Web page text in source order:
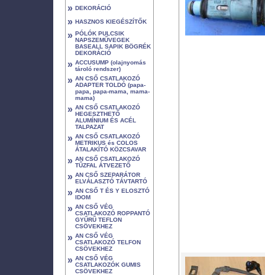
» DEKORÁCIÓ
» HASZNOS KIEGÉSZÍTŐK
» PÓLÓK PULCSIK
NAPSZEMŰVEGEK
BASEALL SAPIK BÖGRÉK
DEKORÁCIÓ
» ACCUSUMP (olajnyomás
tároló rendszer)
» AN CSŐ CSATLAKOZÓ
ADAPTER TOLDÓ (papa-
papa, papa-mama, mama-
mama)
» AN CSŐ CSATLAKOZÓ
HEGESZTHETŐ
ALUMÍNIUM ÉS ACÉL
TALPAZAT
» AN CSŐ CSATLAKOZÓ
METRIKUS és COLOS
ÁTALAKÍTÓ KÖZCSAVAR
» AN CSŐ CSATLAKOZÓ
TŰZFAL ÁTVEZETŐ
» AN CSŐ SZEPARÁTOR
ELVÁLASZTÓ TÁVTARTÓ
» AN CSŐ T ÉS Y ELOSZTÓ
IDOM
» AN CSŐ VÉG
CSATLAKOZÓ ROPPANTÓ
GYŰRŰ TEFLON
CSÖVEKHEZ
» AN CSŐ VÉG
CSATLAKOZÓ TELFON
CSÖVEKHEZ
» AN CSŐ VÉG
CSATLAKOZÓK GUMIS
CSÖVEKHEZ